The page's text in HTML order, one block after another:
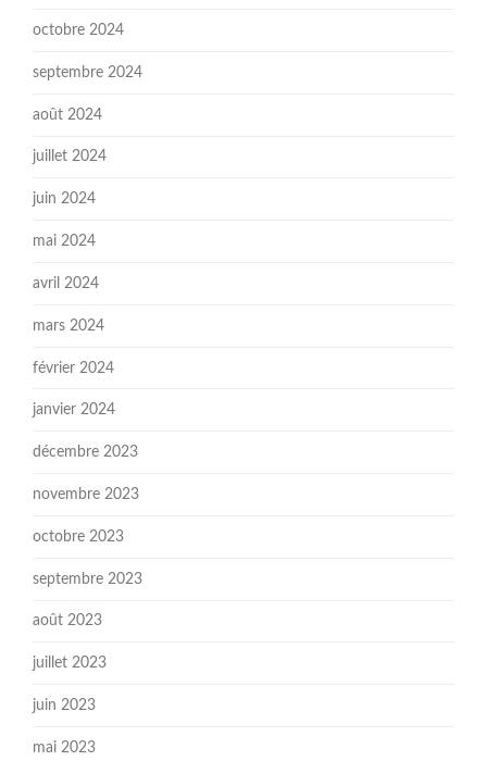
octobre 2024
septembre 2024
août 2024
juillet 2024
juin 2024
mai 2024
avril 2024
mars 2024
février 2024
janvier 2024
décembre 2023
novembre 2023
octobre 2023
septembre 2023
août 2023
juillet 2023
juin 2023
mai 2023